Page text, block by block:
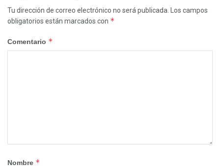
Tu dirección de correo electrónico no será publicada.
Los campos
obligatorios están marcados con *
Comentario *
Nombre *